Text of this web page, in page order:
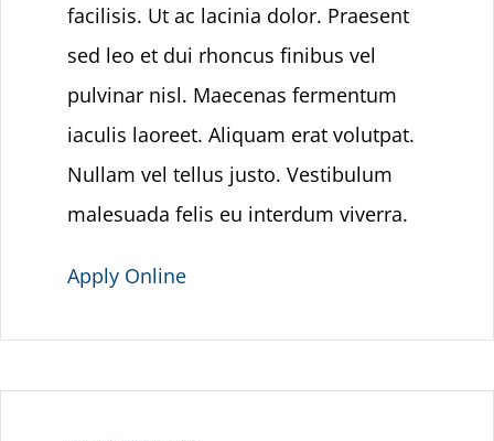
facilisis. Ut ac lacinia dolor. Praesent
sed leo et dui rhoncus finibus vel
pulvinar nisl. Maecenas fermentum
iaculis laoreet. Aliquam erat volutpat.
Nullam vel tellus justo. Vestibulum
malesuada felis eu interdum viverra.
Apply Online